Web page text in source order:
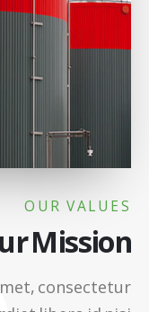
OUR VALUES
Mission
consectetur